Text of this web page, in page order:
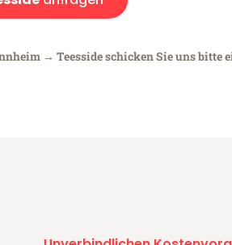
→ Teesside schicken Sie uns bitte